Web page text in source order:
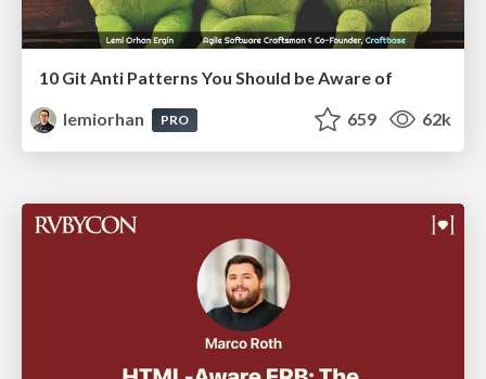
10 Git Anti Patterns You Should be Aware of
lemiorhan
PRO 659 62k